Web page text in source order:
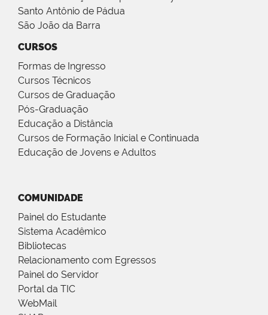
Santo Antônio de Pádua
São João da Barra
CURSOS
Formas de Ingresso
Cursos Técnicos
Cursos de Graduação
Pós-Graduação
Educação a Distância
Cursos de Formação Inicial e Continuada
Educação de Jovens e Adultos
COMUNIDADE
Painel do Estudante
Sistema Acadêmico
Bibliotecas
Relacionamento com Egressos
Painel do Servidor
Portal da TIC
WebMail